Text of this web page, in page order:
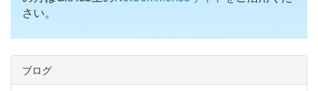
さい。
ブログ